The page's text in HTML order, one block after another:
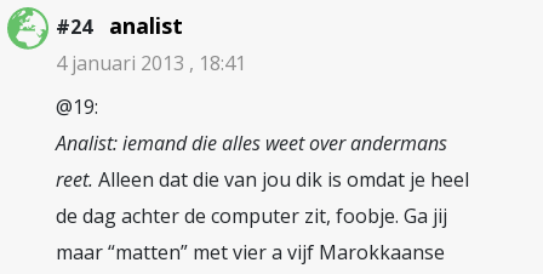
#24 analist
4 januari 2013 , 18:41
@19:
Analist: iemand die alles weet over andermans
reet. Alleen dat die van jou dik is omdat je heel
de dag achter de computer zit, foobje. Ga jij
maar “matten” met vier a vijf Marokkaanse